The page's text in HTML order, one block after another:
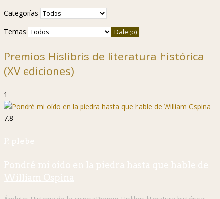
Categorías
Temas
Premios Hislibris de literatura histórica
(XV ediciones)
1
7.8
P. plebe
Pondré mi oído en la piedra hasta que hable de
William Ospina